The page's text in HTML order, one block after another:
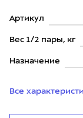
Артикул
Вес 1/2 пары, кг
Назначение
Все